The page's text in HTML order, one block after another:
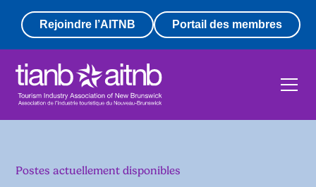
Rejoindre l’AITNB Portail des membres
Postes actuellement disponibles